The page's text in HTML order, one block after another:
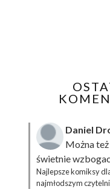
Daniel
Można
świetnie
Najlepsze komiksy
najmłodszym